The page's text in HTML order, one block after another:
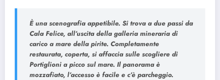
È una scenografia appetibile. Si trova a due passi da
Cala Felice, all’uscita della galleria mineraria di
carico a mare della pirite. Completamente
restaurata, coperta, si affaccia sulle scogliere di
Portiglioni a picco sul mare. Il panorama è
mozzafiato, l’accesso è facile e c’è parcheggio.